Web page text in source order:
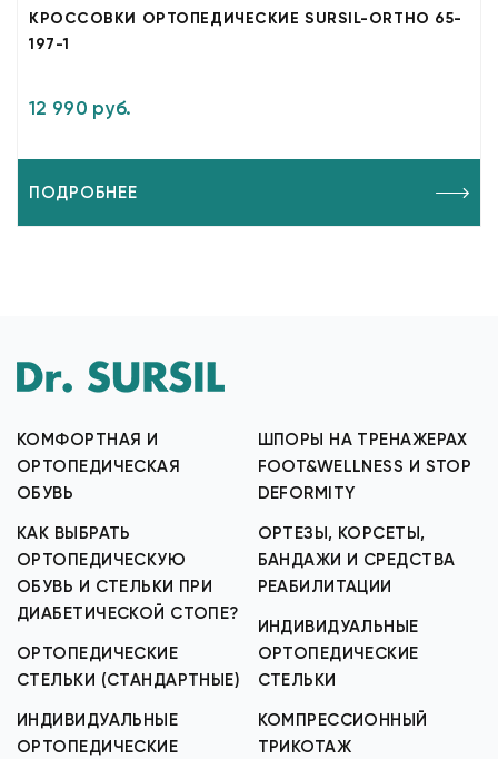
КРОССОВКИ ОРТОПЕДИЧЕСКИЕ SURSIL-ORTHO 65-
197-1
12 990 руб.
ПОДРОБНЕЕ
КОМФОРТНАЯ И
ОРТОПЕДИЧЕСКАЯ
ОБУВЬ
КАК ВЫБРАТЬ
ОРТОПЕДИЧЕСКУЮ
ОБУВЬ И СТЕЛЬКИ ПРИ
ДИАБЕТИЧЕСКОЙ СТОПЕ?
ОРТОПЕДИЧЕСКИЕ
СТЕЛЬКИ (СТАНДАРТНЫЕ)
ИНДИВИДУАЛЬНЫЕ
ОРТОПЕДИЧЕСКИЕ
ШПОРЫ НА ТРЕНАЖЕРАХ
FOOT&WELLNESS И STOP
DEFORMITY
ОРТЕЗЫ, КОРСЕТЫ,
БАНДАЖИ И СРЕДСТВА
РЕАБИЛИТАЦИИ
ИНДИВИДУАЛЬНЫЕ
ОРТОПЕДИЧЕСКИЕ
СТЕЛЬКИ
КОМПРЕССИОННЫЙ
ТРИКОТАЖ